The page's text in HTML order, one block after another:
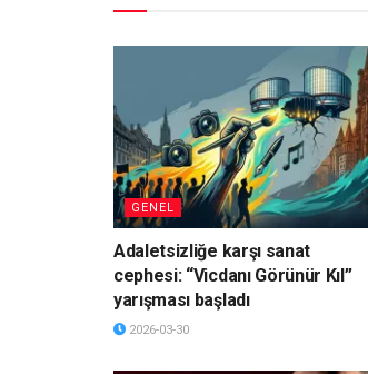
GENEL
Adaletsizliğe karşı sanat
cephesi: “Vicdanı Görünür Kıl”
yarışması başladı
2026-03-30